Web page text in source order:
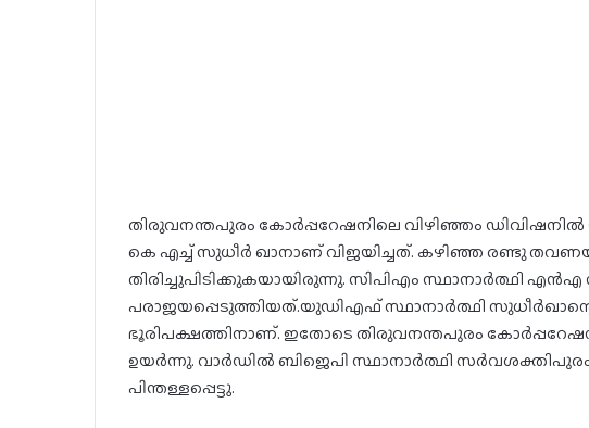
തിരുവനന്തപുരം കോര്‍പ്പറേഷനിലെ വിഴിഞ്ഞം
കെ എച്ച് സുധീര്‍ ഖാനാണ് വിജയിച്ചത്. കഴിഞ്ഞ രണ്ടു
തിരിച്ചുപിടിക്കുകയായിരുന്നു. സിപിഎം സ്ഥാനാര്‍ത്ഥി
പരാജയപ്പെടുത്തിയത്.യുഡിഎഫ് സ്ഥാനാര്‍ത്ഥി
ഭൂരിപക്ഷത്തിനാണ്. ഇതോടെ തിരുവനന്തപുരം
ഉയര്‍ന്നു. വാര്‍ഡില്‍ ബിജെപി സ്ഥാനാര്‍ത്ഥി
പിന്തള്ളപ്പെട്ടു.